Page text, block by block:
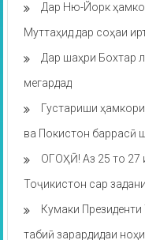
Дар Ню-Йорк
Муттаҳид дар соҳаи
Дар шаҳри Бохтар
мегардад
Густариши
ва Покистон баррасӣ
ОГОҲӢ! Аз 25 то 27
Тоҷикистон сар
Кумаки
табиӣ зарардидаи